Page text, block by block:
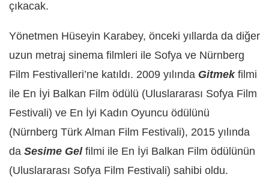
çıkacak.
Yönetmen Hüseyin Karabey, önceki yıllarda da diğer
uzun metraj sinema filmleri ile Sofya ve Nürnberg
Film Festivalleri’ne katıldı. 2009 yılında Gitmekfilmi
ile En İyi Balkan Film ödülü (Uluslararası Sofya Film
Festivali) ve En İyi Kadın Oyuncu ödülünü
(Nürnberg Türk Alman Film Festivali), 2015 yılında
da Sesime Gelfilmi ile En İyi Balkan Film ödülünün
(Uluslararası Sofya Film Festivali) sahibi oldu.